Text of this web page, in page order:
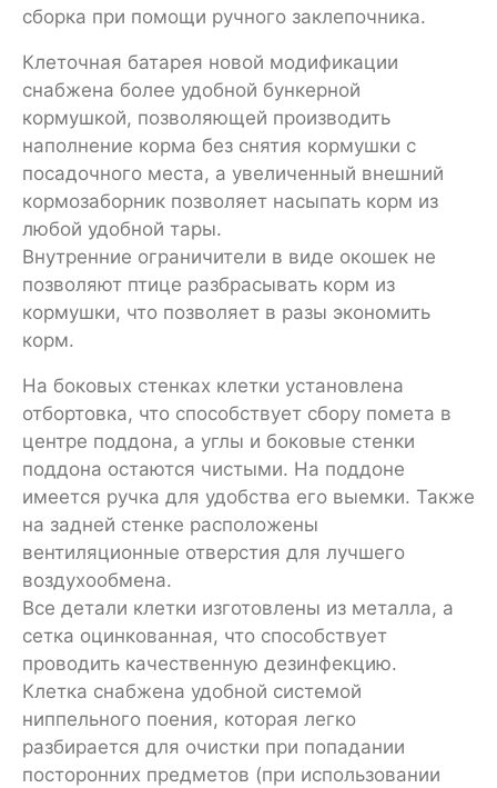
сборка при помощи ручного заклепочника.
Клеточная батарея новой модификации
снабжена более удобной бункерной
кормушкой, позволяющей производить
наполнение корма без снятия кормушки с
посадочного места, а увеличенный внешний
кормозаборник позволяет насыпать корм из
любой удобной тары.
Внутренние ограничители в виде окошек не
позволяют птице разбрасывать корм из
кормушки, что позволяет в разы экономить
корм.
На боковых стенках клетки установлена
отбортовка, что способствует сбору помета в
центре поддона, а углы и боковые стенки
поддона остаются чистыми. На поддоне
имеется ручка для удобства его выемки. Также
на задней стенке расположены
вентиляционные отверстия для лучшего
воздухообмена.
Все детали клетки изготовлены из металла, а
сетка оцинкованная, что способствует
проводить качественную дезинфекцию.
Клетка снабжена удобной системой
ниппельного поения, которая легко
разбирается для очистки при попадании
посторонних предметов (при использовании